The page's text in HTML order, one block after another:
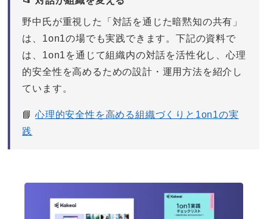
野中氏が重視した「対話を通じた暗黙知の共有」
は、1on1の場でも実践できます。下記の資料で
は、1on1を通じて組織内の対話を活性化し、心理
的安全性を高めるための設計・運用方法を紹介し
ています。
📘心理的安全性を高める組織づくりと1on1の実
践